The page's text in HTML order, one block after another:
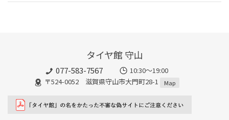
タイヤ館 守山
077-583-7567
10:30～19:00
〒524-0052 滋賀県守山市大門町28-1
Map